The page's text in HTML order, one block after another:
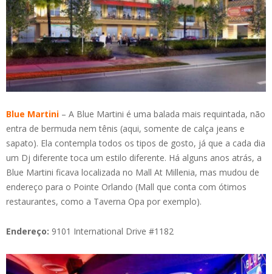
Blue Martini – A Blue Martini é uma balada mais requintada, não
entra de bermuda nem tênis (aqui, somente de calça jeans e
sapato). Ela contempla todos os tipos de gosto, já que a cada dia
um Dj diferente toca um estilo diferente. Há alguns anos atrás, a
Blue Martini ficava localizada no Mall At Millenia, mas mudou de
endereço para o Pointe Orlando (Mall que conta com ótimos
restaurantes, como a Taverna Opa por exemplo).
Endereço: 9101 International Drive #1182